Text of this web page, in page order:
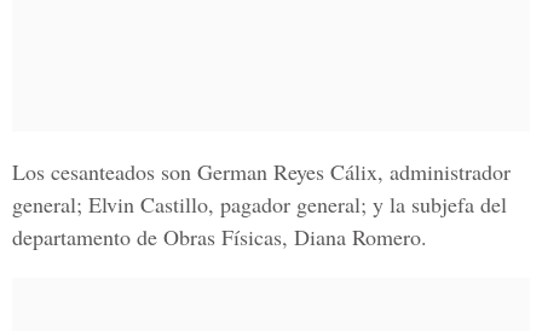
Los cesanteados son German Reyes Cálix, administrador
general; Elvin Castillo, pagador general; y la subjefa del
departamento de Obras Físicas, Diana Romero.